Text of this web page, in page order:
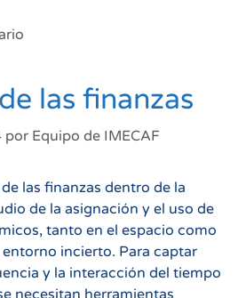
las finanzas
por Equipo de IMECAF
las finanzas dentro de la
de la asignación y el uso de
tanto en el espacio como
incierto. Para captar
y la interacción del tiempo
necesitan herramientas